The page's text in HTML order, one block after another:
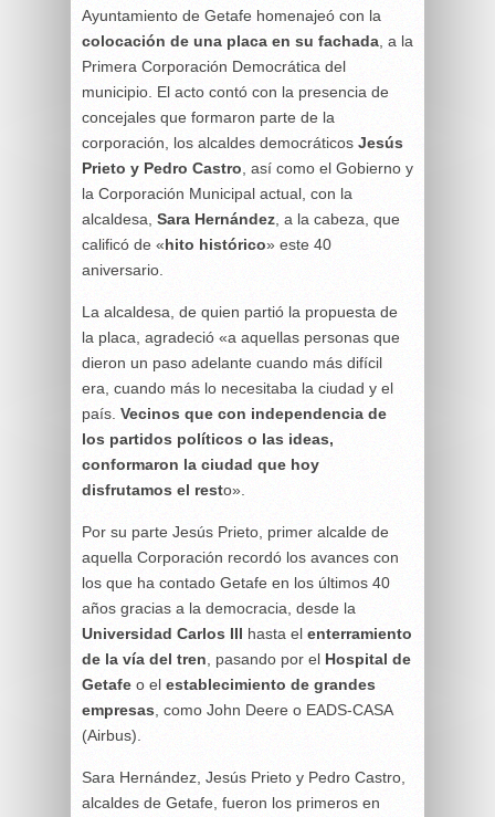
Ayuntamiento de Getafe homenajeó con la
colocación de una placa en su fachada , a la
Primera Corporación Democrática del
municipio. El acto contó con la presencia de
concejales que formaron parte de la
corporación, los alcaldes democráticos Jesús
Prieto y Pedro Castro , así como el Gobierno y
la Corporación Municipal actual, con la
alcaldesa, Sara Hernández , a la cabeza, que
calificó de «hito histórico» este 40
aniversario.
La alcaldesa, de quien partió la propuesta de
la placa, agradeció «a aquellas personas que
dieron un paso adelante cuando más difícil
era, cuando más lo necesitaba la ciudad y el
país. Vecinos que con independencia de
los partidos políticos o las ideas,
conformaron la ciudad que hoy
disfrutamos el resto».
Por su parte Jesús Prieto, primer alcalde de
aquella Corporación recordó los avances con
los que ha contado Getafe en los últimos 40
años gracias a la democracia, desde la
Universidad Carlos III hasta el enterramiento
de la vía del tren , pasando por el Hospital de
Getafe o el establecimiento de grandes
empresas , como John Deere o EADS-CASA
(Airbus).
Sara Hernández, Jesús Prieto y Pedro Castro,
alcaldes de Getafe, fueron los primeros en